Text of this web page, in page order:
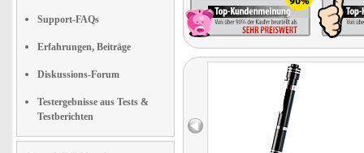
Support-FAQs
Erfahrungen, Beiträge
Diskussions-Forum
Testergebnisse aus Tests &
Testberichten